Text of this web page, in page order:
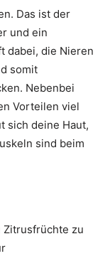
Das ist der
und ein
dabei, die Nieren
somit
Nebenbei
Vorteilen viel
sich deine Haut,
sind beim
Zitrusfrüchte zu